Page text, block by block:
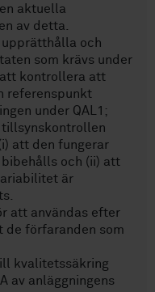
aktuella
av detta.
och
som krävs under
kontrollera att
referenspunkt
under QAL1;
att den fungerar
och (ii) att
är
att användas efter
de förfaranden som
kvalitetssäkring
av anläggningens